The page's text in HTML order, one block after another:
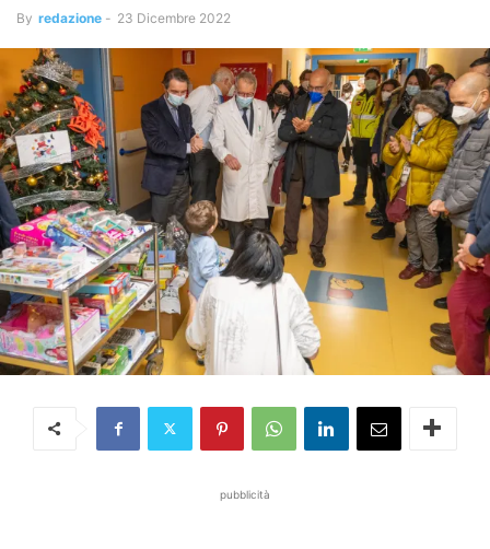
By redazione - 23 Dicembre 2022
pubblicità